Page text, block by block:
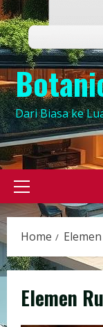
Dari Biasa ke
Primary
Menu
Home
Elemen